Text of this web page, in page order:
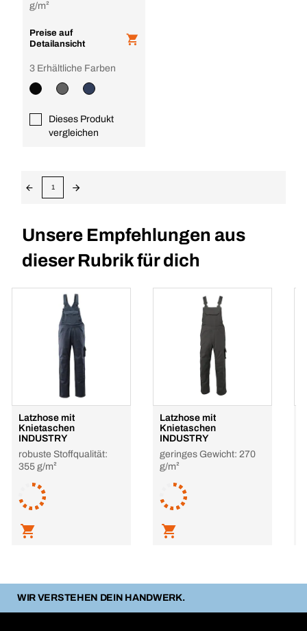
g/m²
Preise auf
Detailansicht
Dieses Produkt
vergleichen
3 Erhältliche Farben
1
Unsere Empfehlungen aus
dieser Rubrik für dich
Latzhose mit
Knietaschen
INDUSTRY
robuste Stoffqualität:
355 g/m²
Latzhose mit
Knietaschen
INDUSTRY
geringes Gewicht: 270
g/m²
WIR VERSTEHEN DEIN HANDWERK.